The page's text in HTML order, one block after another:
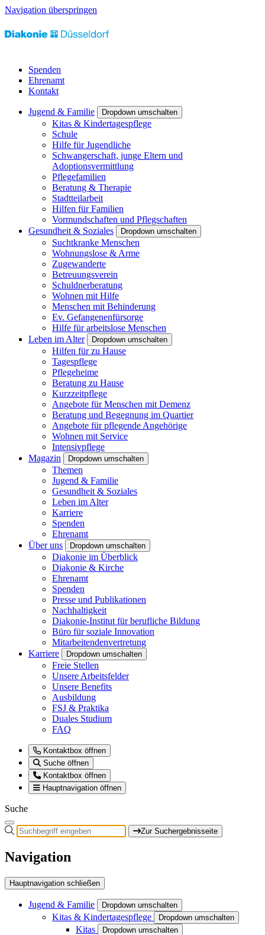
Navigation überspringen
Spenden
Ehrenamt
Kontakt
Jugend & Familie Dropdown umschalten
Kitas & Kindertagespflege
Schule
Hilfe für Jugendliche
Schwangerschaft, junge Eltern und
Adoptionsvermittlung
Pflegefamilien
Beratung & Therapie
Stadtteilarbeit
Hilfen für Familien
Vormundschaften und Pflegschaften
Gesundheit & Soziales
Dropdown umschalten
Suchtkranke Menschen
Wohnungslose & Arme
Zugewanderte
Betreuungsverein
Schuldnerberatung
Wohnen mit Hilfe
Menschen mit Behinderung
Ev. Gefangenenfürsorge
Hilfe für arbeitslose Menschen
Leben im Alter
Dropdown umschalten
Hilfen für zu Hause
Tagespflege
Pflegeheime
Beratung zu Hause
Kurzzeitpflege
Angebote für Menschen mit Demenz
Beratung und Begegnung im Quartier
Angebote für pflegende Angehörige
Wohnen mit Service
Intensivpflege
Magazin
Dropdown umschalten
Themen
Jugend & Familie
Gesundheit & Soziales
Leben im Alter
Karriere
Spenden
Ehrenamt
Über uns
Dropdown umschalten
Diakonie im Überblick
Diakonie & Kirche
Ehrenamt
Spenden
Presse und Publikationen
Nachhaltigkeit
Diakonie-Institut für berufliche Bildung
Büro für soziale Innovation
Mitarbeitendenvertretung
Karriere
Dropdown umschalten
Freie Stellen
Unsere Arbeitsfelder
Unsere Benefits
Ausbildung
FSJ & Praktika
Duales Studium
FAQ
Kontaktbox öffnen
Suche öffnen
Kontaktbox öffnen
Hauptnavigation öffnen
Suche
Zur Suchergebnisseite
Navigation
Hauptnavigation schließen
Jugend & Familie Dropdown umschalten
Kitas & Kindertagespflege Dropdown umschalten
Kitas Dropdown umschalten